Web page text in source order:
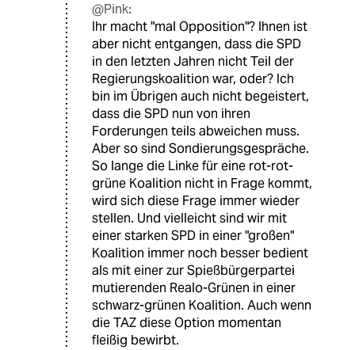
@Pink:
Ihr macht "mal Opposition"? Ihnen ist
aber nicht entgangen, dass die SPD
in den letzten Jahren nicht Teil der
Regierungskoalition war, oder? Ich
bin im Übrigen auch nicht begeistert,
dass die SPD nun von ihren
Forderungen teils abweichen muss.
Aber so sind Sondierungsgespräche.
So lange die Linke für eine rot-rot-
grüne Koalition nicht in Frage kommt,
wird sich diese Frage immer wieder
stellen. Und vielleicht sind wir mit
einer starken SPD in einer "großen"
Koalition immer noch besser bedient
als mit einer zur Spießbürgerpartei
mutierenden Realo-Grünen in einer
schwarz-grünen Koalition. Auch wenn
die TAZ diese Option momentan
fleißig bewirbt.